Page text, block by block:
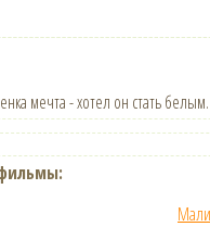
мечта - хотел он стать